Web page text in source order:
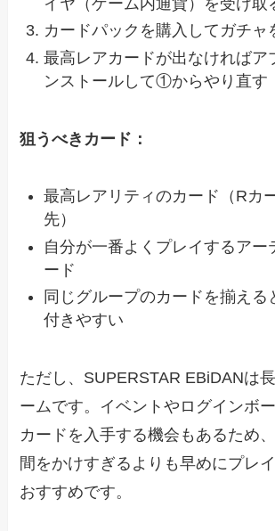
カードパックを購入してガチャ
最高レアカードが出なければア
ンストールして①からやり直す
狙うべきカード：
最高レアリティのカード（Rカ
先）
自分が一番よくプレイするアー
ード
同じグループのカードを揃える
付きやすい
ただし、SUPERSTAR EBiDANは
ームです。イベントやログインボ
カードを入手する機会もあるため
間をかけすぎるよりも早めにプレ
おすすめです。